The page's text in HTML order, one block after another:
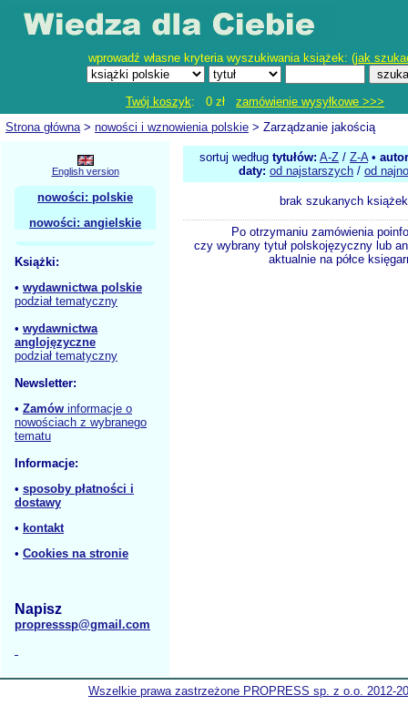
wprowadź własne kryteria wyszukiwania książek: (jak
Twój koszyk: 0 zł zamówienie wysyłkowe >>>
Strona główna> nowości i wznowienia polskie > Zarządzanie jakością
English version
nowości: polskie
nowości: angielskie
Książki:
• wydawnictwa polskie
podział tematyczny
• wydawnictwa
anglojęzyczne
podział tematyczny
Newsletter:
• Zamów informacje o
nowościach z wybranego
tematu
Informacje:
• sposoby płatności i
dostawy
• kontakt
• Cookies na stronie
Napisz
propresssp@gmail.com
sortuj według tytułów: A-Z / Z-A•
daty: od najstarszych / od
brak szukanych książek
Po otrzymaniu zamówienia
czy wybrany tytuł polskojęzyczny lub
aktualnie na półce
Wszelkie prawa zastrzeżone PROPRESS sp. z o.o. 2012-